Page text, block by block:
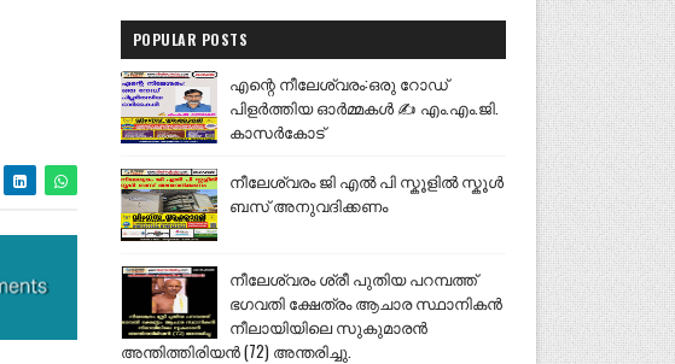
POPULAR POSTS
എന്റെ നീലേശ്വരം:ഒരു റോഡ്
പിളർത്തിയ ഓർമ്മകൾ ✍️ എം.എം.ജി.
കാസർകോട്
നീലേശ്വരം ജി എൽ പി സ്കൂളിൽ സ്കൂൾ
ബസ് അനുവദിക്കണം
നീലേശ്വരം ശ്രീ പുതിയ പറമ്പത്ത്
ഭഗവതി ക്ഷേത്രം ആചാര സ്ഥാനികൻ
നീലായിയിലെ സുകുമാരൻ
അന്തിത്തിരിയൻ (72) അന്തരിച്ചു.